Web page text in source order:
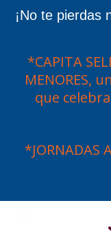
¡No te pierdas
*CAPITA
MENORES,
que
*JORNADAS